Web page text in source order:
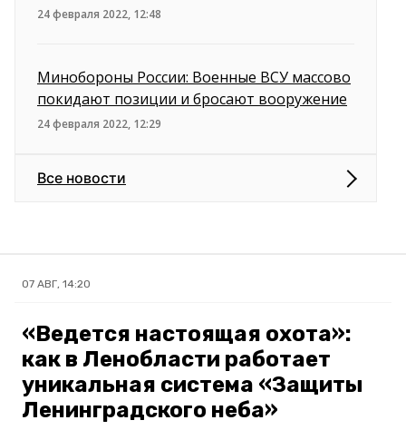
24 февраля 2022, 12:48
Минобороны России: Военные ВСУ массово
покидают позиции и бросают вооружение
24 февраля 2022, 12:29
Все новости
07 АВГ, 14:20
«Ведется настоящая охота»:
как в Ленобласти работает
уникальная система «Защиты
Ленинградского неба»